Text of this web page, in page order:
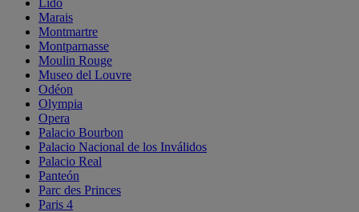
Lido
Marais
Montmartre
Montparnasse
Moulin Rouge
Museo del Louvre
Odéon
Olympia
Opera
Palacio Bourbon
Palacio Nacional de los Inválidos
Palacio Real
Panteón
Parc des Princes
Paris 4